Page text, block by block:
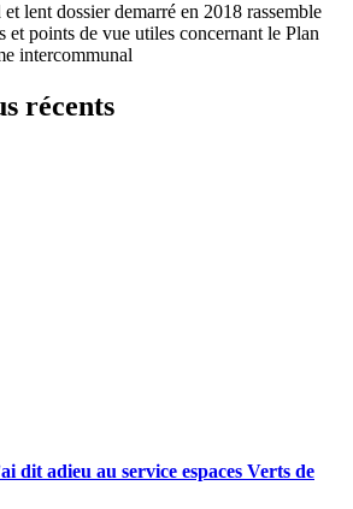
lent dossier demarré en 2018 rassemble
et points de vue utiles concernant le Plan
intercommunal
récents
dit adieu au service espaces Verts de